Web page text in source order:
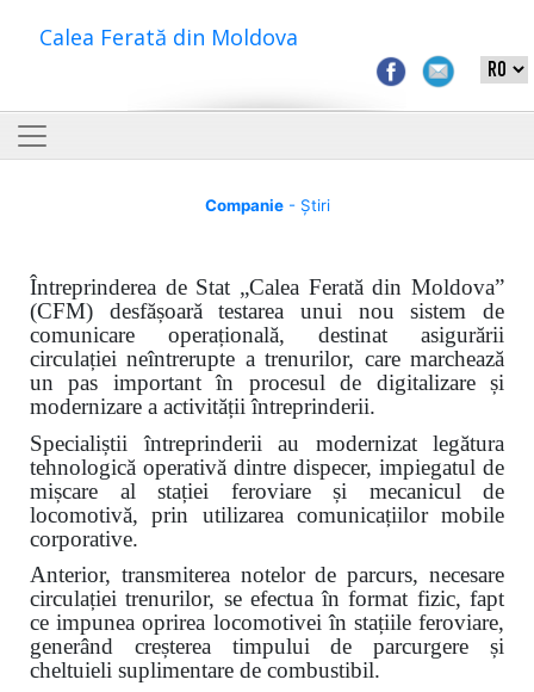
Calea Ferată din Moldova
Companie- Știri
Întreprinderea de Stat „Calea Ferată din Moldova”
(CFM) desfășoară testarea unui nou sistem de
comunicare operațională, destinat asigurării
circulației neîntrerupte a trenurilor, care marchează
un pas important în procesul de digitalizare și
modernizare a activității întreprinderii.
Specialiștii întreprinderii au modernizat legătura
tehnologică operativă dintre dispecer, impiegatul de
mișcare al stației feroviare și mecanicul de
locomotivă, prin utilizarea comunicațiilor mobile
corporative.
Anterior, transmiterea notelor de parcurs, necesare
circulației trenurilor, se efectua în format fizic, fapt
ce impunea oprirea locomotivei în stațiile feroviare,
generând creșterea timpului de parcurgere și
cheltuieli suplimentare de combustibil.